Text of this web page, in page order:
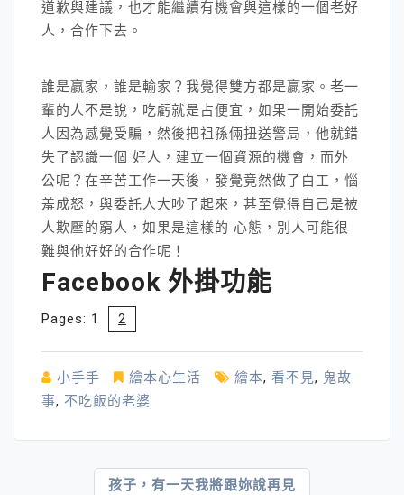
道歉與建議，也才能繼續有機會與這樣的一個老好
人，合作下去。
誰是贏家，誰是輸家？我覺得雙方都是贏家。老一
輩的人不是說，吃虧就是占便宜，如果一開始委託
人因為感覺受騙，然後把祖孫倆扭送警局，他就錯
失了認識一個 好人，建立一個資源的機會，而外
公呢？在辛苦工作一天後，發覺竟然做了白工，惱
羞成怒，與委託人大吵了起來，甚至覺得自己是被
人欺壓的窮人，如果是這樣的 心態，別人可能很
難與他好好的合作呢！
Facebook 外掛功能
Pages: 1 2
小手手 繪本心生活 繪本, 看不見, 鬼故
事, 不吃飯的老婆
孩子，有一天我將跟妳說再見